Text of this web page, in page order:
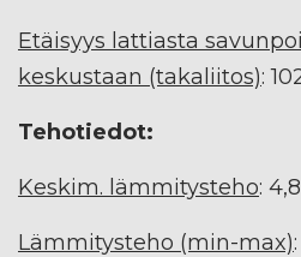
Etäisyys lattiasta
keskustaan (takaliitos):
Tehotiedot:
Keskim. lämmitysteho:
Lämmitysteho (min-max)